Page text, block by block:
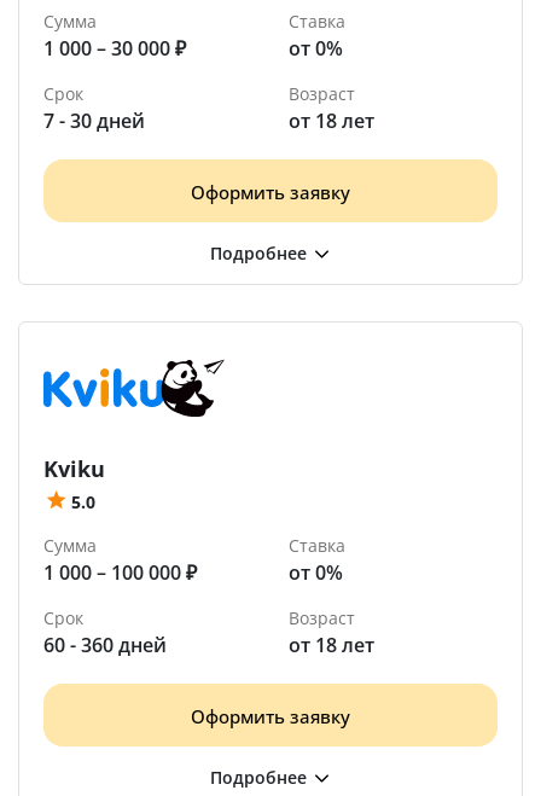
Сумма
1 000 – 30 000 ₽
Ставка
от 0%
Срок
7 - 30 дней
Возраст
от 18 лет
Оформить заявку
Kviku
5.0
Сумма
1 000 – 100 000 ₽
Ставка
от 0%
Срок
60 - 360 дней
Возраст
от 18 лет
Оформить заявку